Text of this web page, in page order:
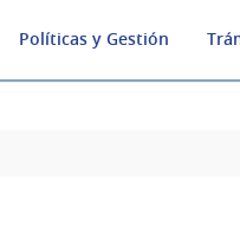
Políticas y Gestión